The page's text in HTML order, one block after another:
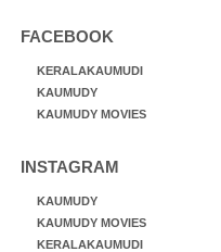
FACEBOOK
KERALAKAUMUDI
KAUMUDY
KAUMUDY MOVIES
INSTAGRAM
KAUMUDY
KAUMUDY MOVIES
KERALAKAUMUDI